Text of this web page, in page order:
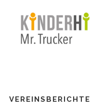
VEREINSBERICHTE